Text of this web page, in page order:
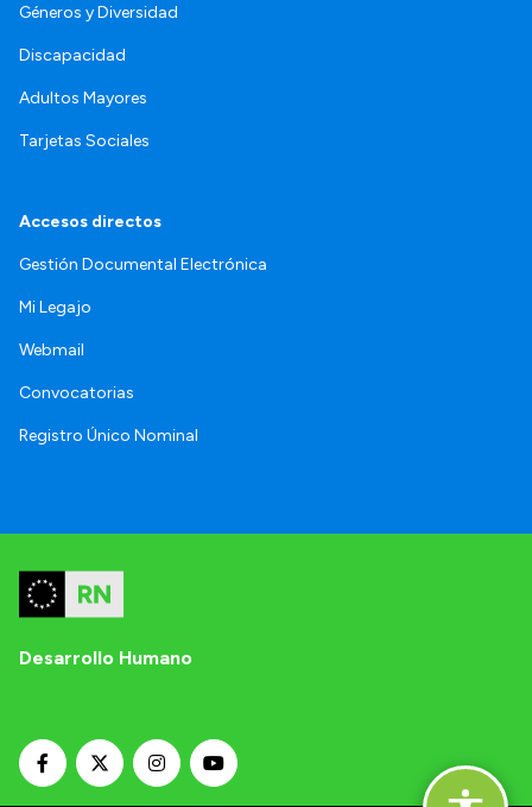
Géneros y Diversidad
Discapacidad
Adultos Mayores
Tarjetas Sociales
Accesos directos
Gestión Documental Electrónica
Mi Legajo
Webmail
Convocatorias
Registro Único Nominal
Desarrollo Humano